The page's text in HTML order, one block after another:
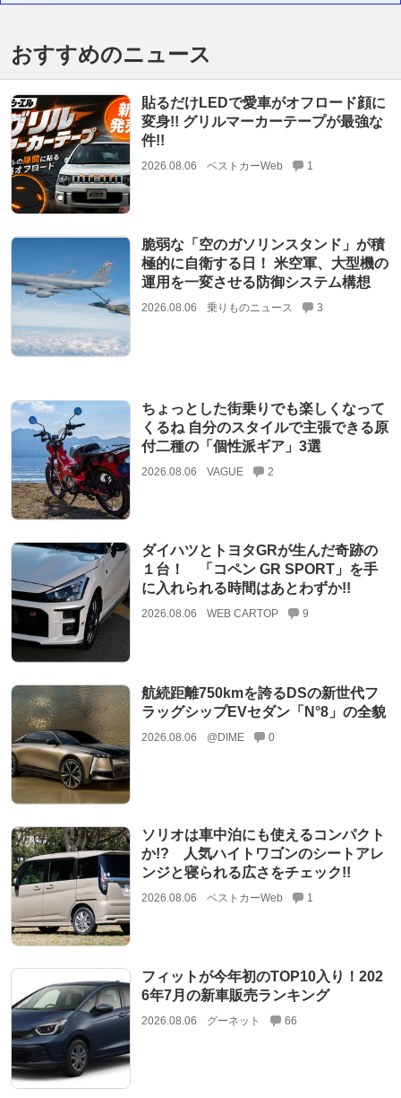
おすすめのニュース
貼るだけLEDで愛車がオフロード顔に
変身!! グリルマーカーテープが最強な
件!!
2026.08.06 ベストカーWeb 1
脆弱な「空のガソリンスタンド」が積
極的に自衛する日！ 米空軍、大型機の
運用を一変させる防御システム構想
2026.08.06 乗りものニュース 3
ちょっとした街乗りでも楽しくなって
くるね 自分のスタイルで主張できる原
付二種の「個性派ギア」3選
2026.08.06 VAGUE 2
ダイハツとトヨタGRが生んだ奇跡の
１台！ 「コペン GR SPORT」を手
に入れられる時間はあとわずか!!
2026.08.06 WEB CARTOP 9
航続距離750kmを誇るDSの新世代フ
ラッグシップEVセダン「N°8」の全貌
2026.08.06 @DIME 0
ソリオは車中泊にも使えるコンパクト
か!? 人気ハイトワゴンのシートアレ
ンジと寝られる広さをチェック!!
2026.08.06 ベストカーWeb 1
フィットが今年初のTOP10入り！202
6年7月の新車販売ランキング
2026.08.06 グーネット 66